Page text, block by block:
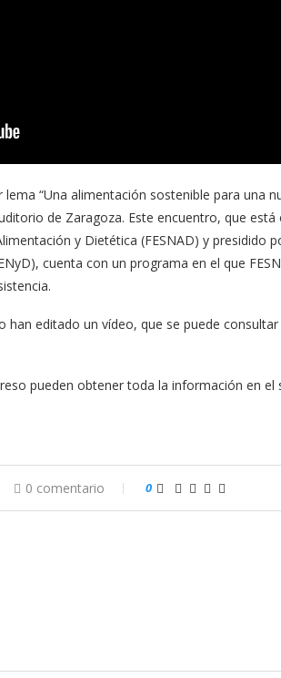
lema “Una alimentación sostenible para una
de Zaragoza. Este encuentro, que
y Dietética (FESNAD) y presidido
cuenta con un programa en el que
han editado un vídeo, que se puede
pueden obtener toda la información en el
0 comentario 0